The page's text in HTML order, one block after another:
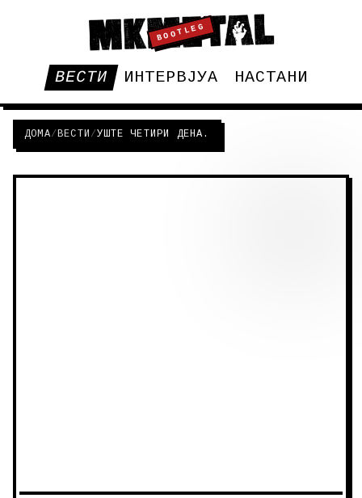
BOOTLEG
ВЕСТИ ИНТЕРВЈУА НАСТАНИ
ДОМА/ВЕСТИ /УШТЕ ЧЕТИРИ ДЕНА.